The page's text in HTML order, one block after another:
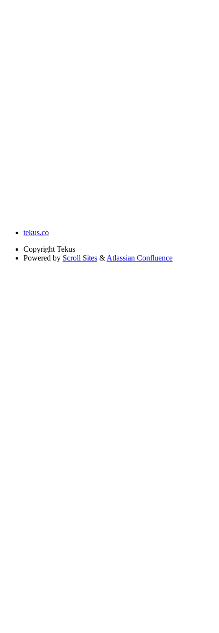
tekus.co
Copyright Tekus
Powered by Scroll Sites & Atlassian Confluence